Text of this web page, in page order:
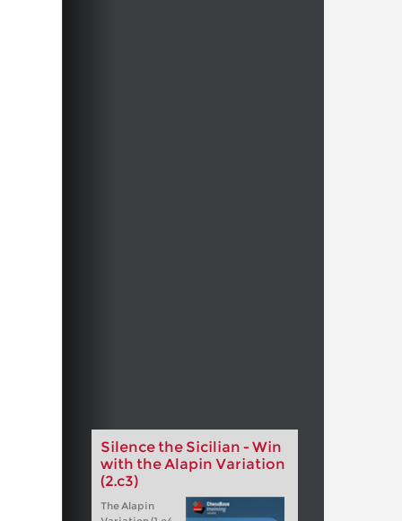
Silence the Sicilian - Win
with the Alapin Variation
(2.c3)
The Alapin